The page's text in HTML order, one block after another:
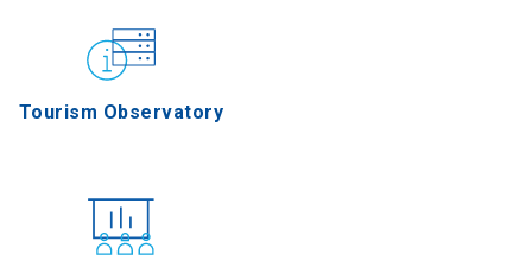
Tourism Observatory